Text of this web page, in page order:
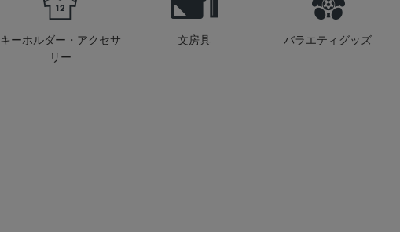
キーホルダー・アクセサ
リー
文房具 バラエティグッズ